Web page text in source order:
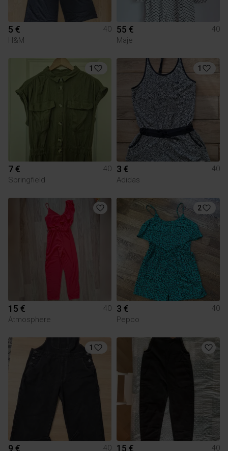
5 €
40
H&M
55 €
40
Maje
1
7 €
40
Springfield
1
3 €
40
Adidas
15 €
40
Atmosphere
2
3 €
40
Pepco
1
9 €
40
15 € 40